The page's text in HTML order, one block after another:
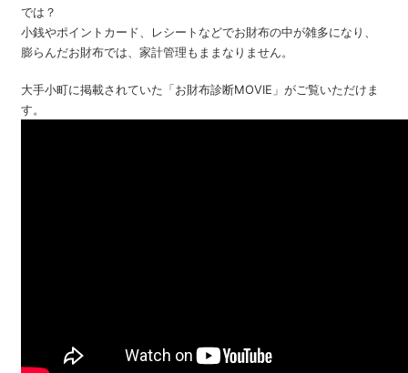
では？
小銭やポイントカード、レシートなどでお財布の中が雑多になり、
膨らんだお財布では、家計管理もままなりません。
大手小町に掲載されていた「お財布診断MOVIE」がご覧いただけま
す。